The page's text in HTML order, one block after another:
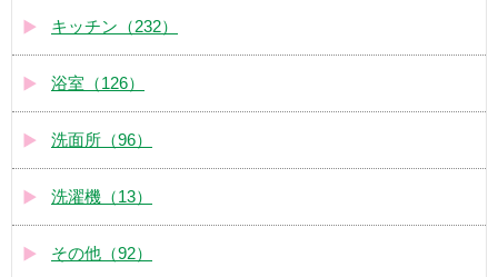
キッチン（232）
浴室（126）
洗面所（96）
洗濯機（13）
その他（92）